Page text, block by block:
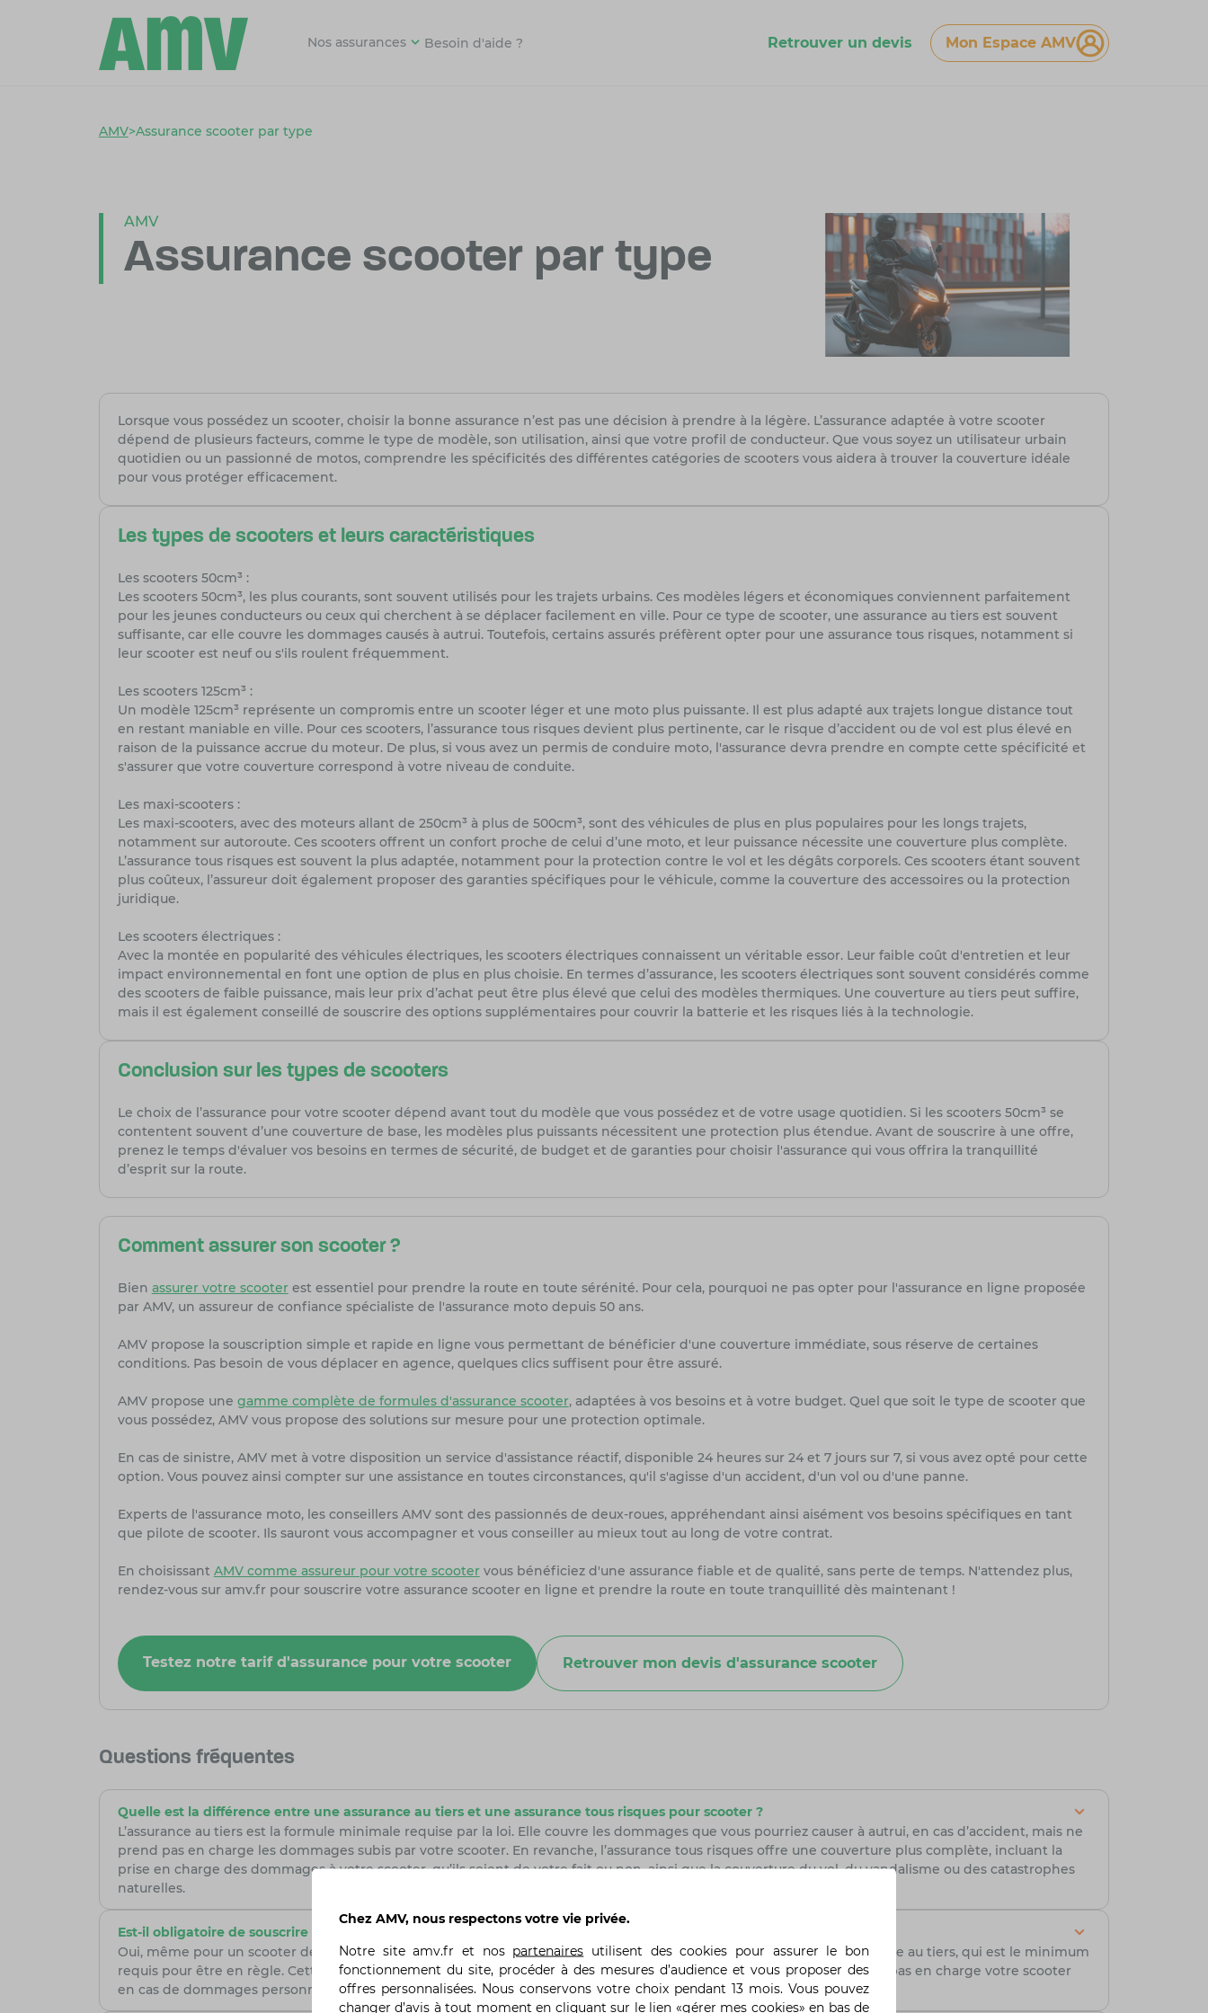
Nos assurances Besoin d'aide ? Retrouver un devis Mon Espace AMV
AMV>Assurance scooter par type
AMV
Assurance scooter par type
Lorsque vous possédez un scooter, choisir la bonne assurance n’est pas une décision à prendre à la légère. L’assurance adaptée à votre scooter
dépend de plusieurs facteurs, comme le type de modèle, son utilisation, ainsi que votre profil de conducteur. Que vous soyez un utilisateur urbain
quotidien ou un passionné de motos, comprendre les spécificités des différentes catégories de scooters vous aidera à trouver la couverture idéale
pour vous protéger efficacement.
Les types de scooters et leurs caractéristiques
Les scooters 50cm³ :
Les scooters 50cm³, les plus courants, sont souvent utilisés pour les trajets urbains. Ces modèles légers et économiques conviennent parfaitement
pour les jeunes conducteurs ou ceux qui cherchent à se déplacer facilement en ville. Pour ce type de scooter, une assurance au tiers est souvent
suffisante, car elle couvre les dommages causés à autrui. Toutefois, certains assurés préfèrent opter pour une assurance tous risques, notamment si
leur scooter est neuf ou s'ils roulent fréquemment.
Les scooters 125cm³ :
Un modèle 125cm³ représente un compromis entre un scooter léger et une moto plus puissante. Il est plus adapté aux trajets longue distance tout
en restant maniable en ville. Pour ces scooters, l’assurance tous risques devient plus pertinente, car le risque d’accident ou de vol est plus élevé en
raison de la puissance accrue du moteur. De plus, si vous avez un permis de conduire moto, l'assurance devra prendre en compte cette spécificité et
s'assurer que votre couverture correspond à votre niveau de conduite.
Les maxi-scooters :
Les maxi-scooters, avec des moteurs allant de 250cm³ à plus de 500cm³, sont des véhicules de plus en plus populaires pour les longs trajets,
notamment sur autoroute. Ces scooters offrent un confort proche de celui d’une moto, et leur puissance nécessite une couverture plus complète.
L’assurance tous risques est souvent la plus adaptée, notamment pour la protection contre le vol et les dégâts corporels. Ces scooters étant souvent
plus coûteux, l’assureur doit également proposer des garanties spécifiques pour le véhicule, comme la couverture des accessoires ou la protection
juridique.
Les scooters électriques :
Avec la montée en popularité des véhicules électriques, les scooters électriques connaissent un véritable essor. Leur faible coût d'entretien et leur
impact environnemental en font une option de plus en plus choisie. En termes d’assurance, les scooters électriques sont souvent considérés comme
des scooters de faible puissance, mais leur prix d’achat peut être plus élevé que celui des modèles thermiques. Une couverture au tiers peut suffire,
mais il est également conseillé de souscrire des options supplémentaires pour couvrir la batterie et les risques liés à la technologie.
Conclusion sur les types de scooters
Le choix de l’assurance pour votre scooter dépend avant tout du modèle que vous possédez et de votre usage quotidien. Si les scooters 50cm³ se
contentent souvent d’une couverture de base, les modèles plus puissants nécessitent une protection plus étendue. Avant de souscrire à une offre,
prenez le temps d'évaluer vos besoins en termes de sécurité, de budget et de garanties pour choisir l'assurance qui vous offrira la tranquillité
d’esprit sur la route.
Comment assurer son scooter ?
Bien assurer votre scooterest essentiel pour prendre la route en toute sérénité. Pour cela, pourquoi ne pas opter pour l'assurance en ligne proposée
par AMV, un assureur de confiance spécialiste de l'assurance moto depuis 50 ans.
AMV propose la souscription simple et rapide en ligne vous permettant de bénéficier d'une couverture immédiate, sous réserve de certaines
conditions. Pas besoin de vous déplacer en agence, quelques clics suffisent pour être assuré.
AMV propose une gamme complète de formules d'assurance scooter, adaptées à vos besoins et à votre budget. Quel que soit le type de scooter que
vous possédez, AMV vous propose des solutions sur mesure pour une protection optimale.
En cas de sinistre, AMV met à votre disposition un service d'assistance réactif, disponible 24 heures sur 24 et 7 jours sur 7, si vous avez opté pour cette
option. Vous pouvez ainsi compter sur une assistance en toutes circonstances, qu'il s'agisse d'un accident, d'un vol ou d'une panne.
Experts de l'assurance moto, les conseillers AMV sont des passionnés de deux-roues, appréhendant ainsi aisément vos besoins spécifiques en tant
que pilote de scooter. Ils sauront vous accompagner et vous conseiller au mieux tout au long de votre contrat.
En choisissant AMV comme assureur pour votre scootervous bénéficiez d'une assurance fiable et de qualité, sans perte de temps. N'attendez plus,
rendez-vous sur amv.fr pour souscrire votre assurance scooter en ligne et prendre la route en toute tranquillité dès maintenant !
Testez notre tarif d'assurance pour votre scooter Retrouver mon devis d'assurance scooter
Questions fréquentes
Quelle est la différence entre une assurance au tiers et une assurance tous risques pour scooter ?
L’assurance au tiers est la formule minimale requise par la loi. Elle couvre les dommages que vous pourriez causer à autrui, en cas d’accident, mais ne
prend pas en charge les dommages subis par votre scooter. En revanche, l’assurance tous risques offre une couverture plus complète, incluant la
prise en charge des dommages à votre scooter, qu’ils soient de votre fait ou non, ainsi que la couverture du vol, du vandalisme ou des catastrophes
naturelles.
Est-il obligatoire de souscrire une assurance pour un scooter de moins de 50cm³ ?
Oui, même pour un scooter de moins de 50cm³, l’assurance est obligatoire. Cependant, la loi ne stipule que la couverture au tiers, qui est le minimum
requis pour être en règle. Cette assurance couvre les dommages que vous pourriez causer à autrui, mais elle ne prend pas en charge votre scooter
en cas de dommages personnels ou matériels.
Chez AMV, nous respectons votre vie privée.
Notre siteamv.fr et nos partenaires utilisent des cookies pour assurer le bon
fonctionnement du site, procéder à des mesures d’audience et vous proposer des
offres personnalisées. Nous conservons votre choix pendant 13 mois. Vous pouvez
changer d’avis à tout moment en cliquant sur le lien «gérer mes cookies» en bas de